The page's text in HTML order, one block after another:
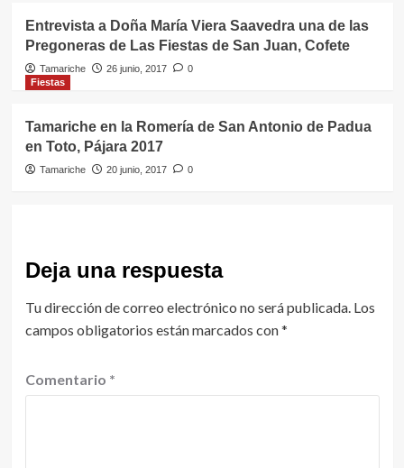
Entrevista a Doña María Viera Saavedra una de las
Pregoneras de Las Fiestas de San Juan, Cofete
Tamariche 26 junio, 2017
0
Fiestas
Tamariche en la Romería de San Antonio de Padua
en Toto, Pájara 2017
Tamariche 20 junio, 2017 0
Deja una respuesta
Tu dirección de correo electrónico no será publicada. Los
campos obligatorios están marcados con*
Comentario *